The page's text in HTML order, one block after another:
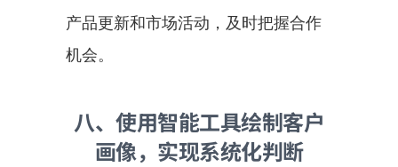
产品更新和市场活动，及时把握合作
机会。
八、使用智能工具绘制客户
画像，实现系统化判断